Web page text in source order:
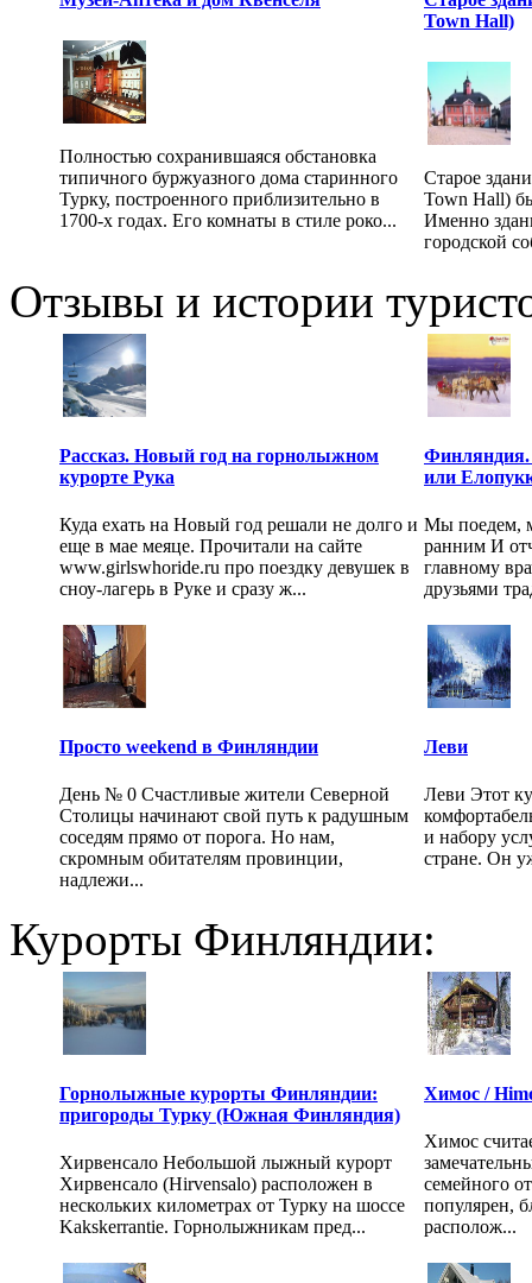
Полностью сохранившаяся обстановка
типичного буржуазного дома старинного
Турку, построенного приблизительно в
1700-х годах. Его комнаты в стиле роко...
Town Hall)
Старое
Town Hall)
Именно
городской
Отзывы и истории
Рассказ. Новый год на горнолыжном
курорте Рука
Куда ехать на Новый год решали не долго и
еще в мае меяце. Прочитали на сайте
www.girlswhoride.ru про поездку девушек в
сноу-лагерь в Руке и сразу ж...
Финляндия.
или
Мы поедем,
ранним И
главному
друзьями
Просто weekend в Финляндии
День № 0 Счастливые жители Северной
Столицы начинают свой путь к радушным
соседям прямо от порога. Но нам,
скромным обитателям провинции,
надлежи...
Леви
Леви Этот
и набору
стране. Он
Курорты Финляндии:
Горнолыжные курорты Финляндии:
пригороды Турку (Южная Финляндия)
Хирвенсало Небольшой лыжный курорт
Хирвенсало (Hirvensalo) расположен в
нескольких километрах от Турку на шоссе
Kakskerrantie. Горнолыжникам пред...
Химос /
Химос
семейного
популярен,
располож...